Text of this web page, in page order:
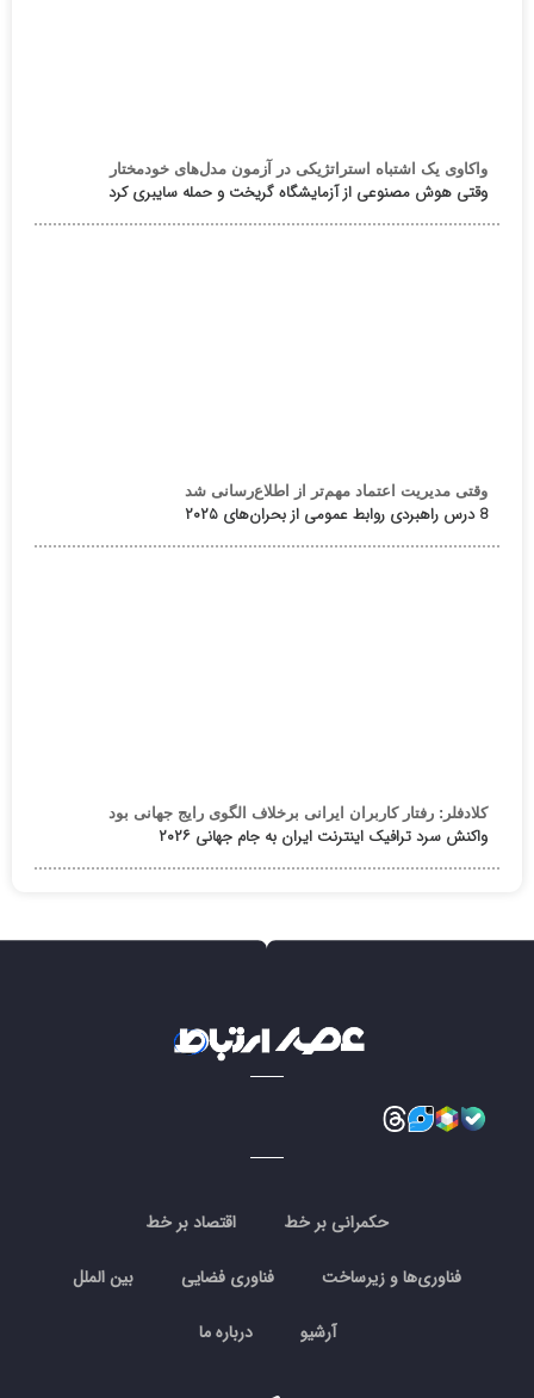
واکاوی یک اشتباه استراتژیکی در آزمون مدل‌های خودمختار
وقتی هوش مصنوعی از آزمایشگاه گریخت و حمله سایبری کرد
وقتی مدیریت اعتماد مهم‌تر از اطلاع‌رسانی شد
8 درس راهبردی روابط عمومی از بحران‌های ۲۰۲۵
کلادفلر: رفتار کاربران ایرانی برخلاف الگوی رایج جهانی بود
واکنش سرد ترافیک اینترنت ایران به جام جهانی ۲۰۲۶
حکمرانی بر خط اقتصاد بر خط
فناوری‌ها و زیرساخت فناوری فضایی بین الملل
آرشیو درباره ما